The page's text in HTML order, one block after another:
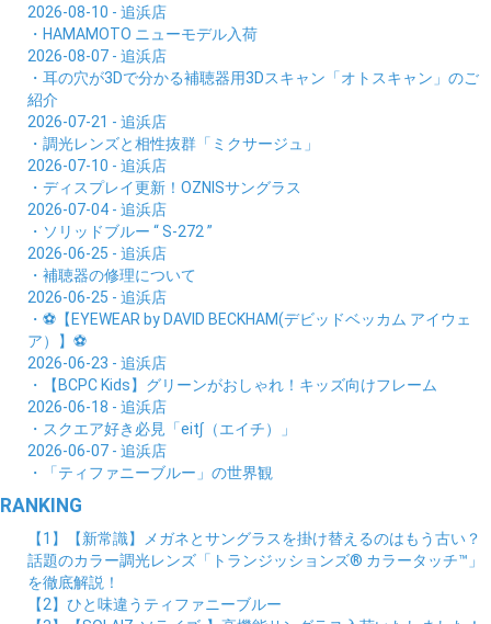
2026-08-10 - 追浜店
・HAMAMOTO ニューモデル入荷
2026-08-07 - 追浜店
・耳の穴が3Dで分かる補聴器用3Dスキャン「オトスキャン」のご
紹介
2026-07-21 - 追浜店
・調光レンズと相性抜群「ミクサージュ」
2026-07-10 - 追浜店
・ディスプレイ更新！OZNISサングラス
2026-07-04 - 追浜店
・ソリッドブルー “ S-272 ”
2026-06-25 - 追浜店
・補聴器の修理について
2026-06-25 - 追浜店
・⚽【EYEWEAR by DAVID BECKHAM(デビッドベッカム アイウェ
ア）】⚽
2026-06-23 - 追浜店
・【BCPC Kids】グリーンがおしゃれ！キッズ向けフレーム
2026-06-18 - 追浜店
・スクエア好き必見「eit∫（エイチ）」
2026-06-07 - 追浜店
・「ティファニーブルー」の世界観
RANKING
【1】【新常識】メガネとサングラスを掛け替えるのはもう古い？
話題のカラー調光レンズ「トランジッションズ® カラータッチ™」
を徹底解説！
【2】ひと味違うティファニーブルー